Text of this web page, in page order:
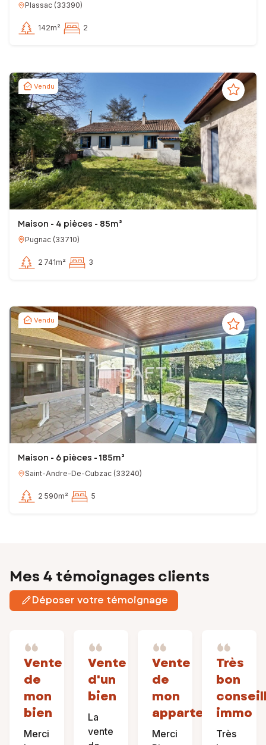
Plassac (33390)
142m² 2
Vendu
Maison - 4 pièces - 85m²
Pugnac (33710)
2 741m² 3
Vendu
Maison - 6 pièces - 185m²
Saint-Andre-De-Cubzac (33240)
2 590m² 5
Mes 4 témoignages clients
Déposer votre témoignage
Vente
de
mon
bien
Merci
Vente
d'un
bien
La
vente
Vente
de
mon
appartement
Merci
Très
bon
immo
Très